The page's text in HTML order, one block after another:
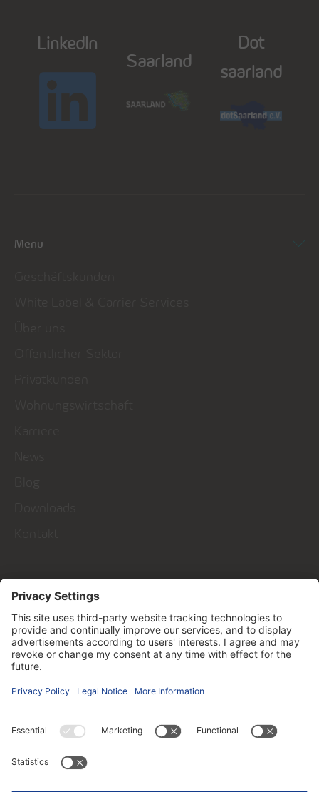
LinkedIn
Saarland
Dot
saarland
Menu
Talk to us!
Kontakt
Follow us on ...